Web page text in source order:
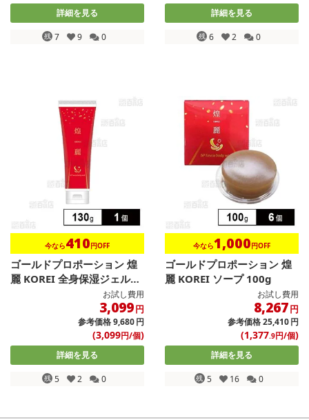
詳細を見る
残 7 9 0
詳細を見る
残 6 2 0
今なら410円OFF
ゴールドプロポーション 煌
麗 KOREI 全身保湿ジェル
お試し費用
3,099円
参考価格9,680円
(3,099円/個)
詳細を見る
残 5 2 0
今なら1,000円OFF
ゴールドプロポーション 煌
麗 KOREI ソープ 100g
お試し費用
8,267円
参考価格25,410円
(1,377.9円/個)
詳細を見る
残 5 16 0